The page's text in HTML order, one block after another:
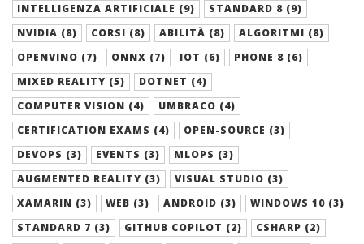
INTELLIGENZA ARTIFICIALE (9)
STANDARD 8 (9)
NVIDIA (8)
CORSI (8) ABILITÀ (8)
ALGORITMI (8)
OPENVINO (7)
ONNX (7) IOT (6)
PHONE 8 (6)
MIXED REALITY (5)
DOTNET (4)
COMPUTER VISION (4)
UMBRACO (4)
CERTIFICATION EXAMS (4)
OPEN-SOURCE (3)
DEVOPS (3)
EVENTS (3)
MLOPS (3)
AUGMENTED REALITY (3)
VISUAL STUDIO (3)
XAMARIN (3)
WEB (3) ANDROID (3)
WINDOWS 10 (3)
STANDARD 7 (3)
GITHUB COPILOT (2)
CSHARP (2)